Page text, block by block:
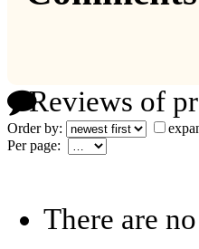
Reviews of
Order by:
Per page:
There are